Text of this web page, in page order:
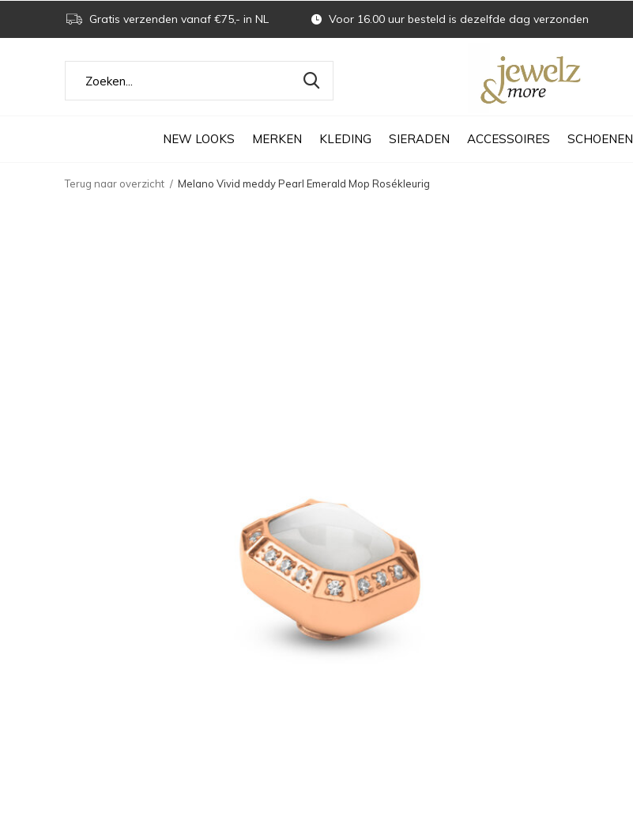
NEW LOOKS MERKEN KLEDING SIERADEN ACCESSOIRES SCHOENEN
Gratis verzenden vanaf €75,- in NL Voor 16.00 uur besteld is dezelfde dag verzonden
Terug naar overzicht Melano Vivid meddy Pearl Emerald Mop Rosékleurig